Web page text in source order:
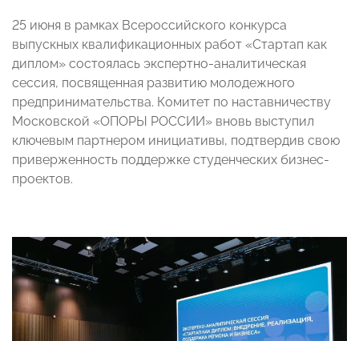
25 июня в рамках Всероссийского конкурса
выпускных квалификационных работ «Стартап как
диплом» состоялась экспертно-аналитическая
сессия, посвященная развитию молодежного
предпринимательства. Комитет по наставничеству
Московской «ОПОРЫ РОССИИ» вновь выступил
ключевым партнером инициативы, подтвердив свою
приверженность поддержке студенческих бизнес-
проектов.